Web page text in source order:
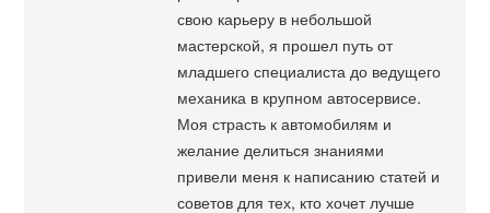
свою карьеру в небольшой
мастерской, я прошел путь от
младшего специалиста до ведущего
механика в крупном автосервисе.
Моя страсть к автомобилям и
желание делиться знаниями
привели меня к написанию статей и
советов для тех, кто хочет лучше